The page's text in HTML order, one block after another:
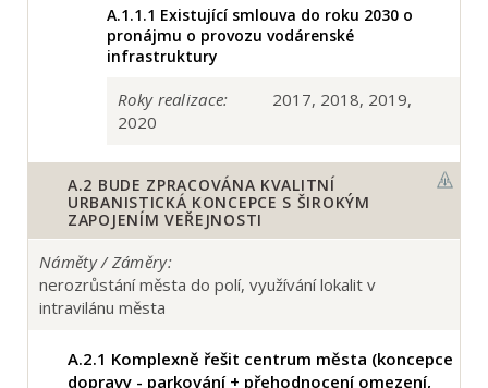
A.1.1.1 Existující smlouva do roku 2030 o
pronájmu o provozu vodárenské
infrastruktury
Roky realizace:
2017, 2018, 2019,
2020
A.2 BUDE ZPRACOVÁNA KVALITNÍ
URBANISTICKÁ KONCEPCE S ŠIROKÝM
ZAPOJENÍM VEŘEJNOSTI
Náměty / Záměry:
nerozrůstání města do polí, využívání lokalit v
intravilánu města
A.2.1 Komplexně řešit centrum města (koncepce
dopravy - parkování + přehodnocení omezení,